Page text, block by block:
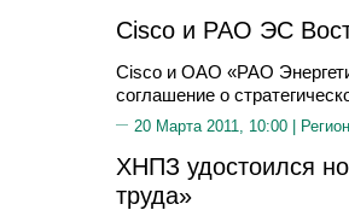
Cisco и РАО ЭС
Cisco и ОАО «РАО
соглашение о
20 Марта 2011, 10:00 |
ХНПЗ удостоился
труда»